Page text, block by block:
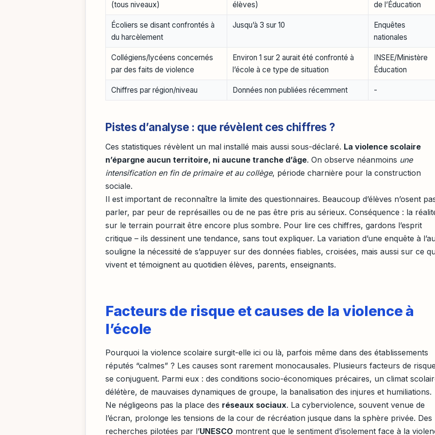
(tous niveaux) élèves) de l’Éducation
Écoliers se disant confrontés à
du harcèlement
Jusqu’à 3 sur 10
Enquêtes
nationales
Collégiens/lycéens concernés
par des faits de violence
Environ 1 sur 2 aurait été confronté à
l’école à ce type de situation
INSEE/Ministère
Éducation
Chiffres par région/niveau Données non publiées récemment -
Pistes d’analyse : que révèlent ces chiffres ?
Ces statistiques révèlent un mal installé mais aussi sous-déclaré. La violence scolaire
n’épargne aucun territoire, ni aucune tranche d’âge. On observe néanmoins une
intensification en fin de primaire et au collège, période charnière pour la construction
sociale.
Il est important de reconnaître la limite des questionnaires. Beaucoup d’élèves n’osent
parler, par peur de représailles ou de ne pas être pris au sérieux. Conséquence : la
sur le terrain pourrait être encore plus sombre. Pour lire ces chiffres, gardons l’esprit
critique – ils dessinent une tendance, sans tout expliquer. La variation d’une enquête à
souligne la nécessité de s’appuyer sur des données fiables, croisées, mais aussi sur ce
vivent et témoignent au quotidien élèves, parents, enseignants.
Facteurs de risque et causes de la violence à
l’école
Pourquoi la violence scolaire surgit-elle ici ou là, parfois même dans des établissements
réputés “calmes” ? Les causes sont rarement monocausales. Plusieurs facteurs de
se conjuguent. Parmi eux : des conditions socio-économiques précaires, un climat
délétère, de mauvaises dynamiques de groupe, la banalisation des injures et humiliations.
Ne négligeons pas la place des réseaux sociaux. La cyberviolence, souvent venue de
l’écran, prolonge les tensions de la cour de récréation jusque dans la sphère privée. Des
recherches pilotées par l’UNESCO montrent que le sentiment d’isolement face à la